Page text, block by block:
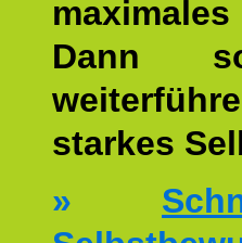
Dann
starkes
»